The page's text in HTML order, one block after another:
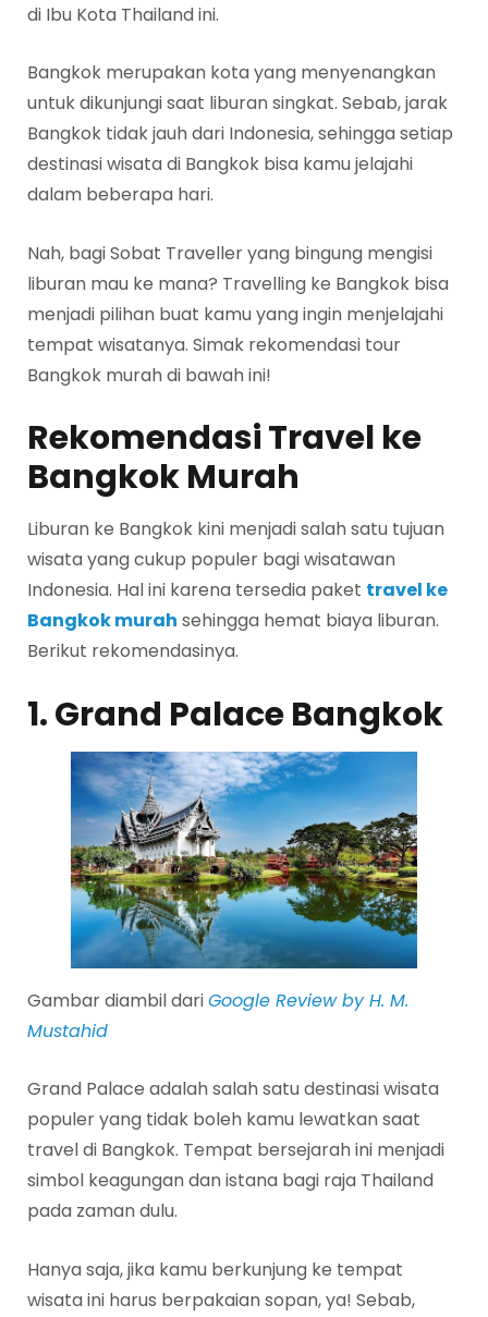
di Ibu Kota Thailand ini.
Bangkok merupakan kota yang menyenangkan
untuk dikunjungi saat liburan singkat. Sebab, jarak
Bangkok tidak jauh dari Indonesia, sehingga setiap
destinasi wisata di Bangkok bisa kamu jelajahi
dalam beberapa hari.
Nah, bagi Sobat Traveller yang bingung mengisi
liburan mau ke mana? Travelling ke Bangkok bisa
menjadi pilihan buat kamu yang ingin menjelajahi
tempat wisatanya. Simak rekomendasi tour
Bangkok murah di bawah ini!
Rekomendasi Travel ke
Bangkok Murah
Liburan ke Bangkok kini menjadi salah satu tujuan
wisata yang cukup populer bagi wisatawan
Indonesia. Hal ini karena tersedia paket travel ke
Bangkok murah sehingga hemat biaya liburan.
Berikut rekomendasinya.
1. Grand Palace Bangkok
Gambar diambil dariGoogle Review by H. M.
Mustahid
Grand Palace adalah salah satu destinasi wisata
populer yang tidak boleh kamu lewatkan saat
travel di Bangkok. Tempat bersejarah ini menjadi
simbol keagungan dan istana bagi raja Thailand
pada zaman dulu.
Hanya saja, jika kamu berkunjung ke tempat
wisata ini harus berpakaian sopan, ya! Sebab,